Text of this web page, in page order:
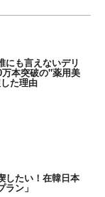
にも言えないデリ
本突破の"薬用美
た理由
したい！在韓日本
ン」